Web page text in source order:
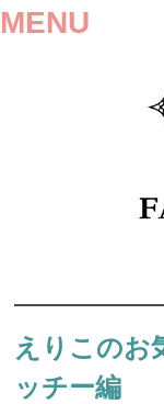
MENU
TO
えりこのお
ッチー編